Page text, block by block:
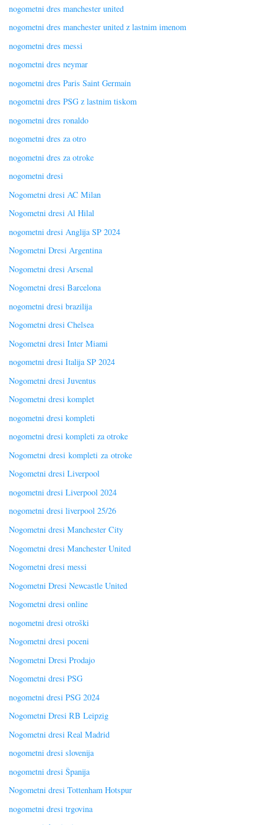
nogometni dres manchester united
nogometni dres manchester united z lastnim imenom
nogometni dres messi
nogometni dres neymar
nogometni dres Paris Saint Germain
nogometni dres PSG z lastnim tiskom
nogometni dres ronaldo
nogometni dres za otro
nogometni dres za otroke
nogometni dresi
Nogometni dresi AC Milan
Nogometni dresi Al Hilal
nogometni dresi Anglija SP 2024
Nogometni Dresi Argentina
Nogometni dresi Arsenal
Nogometni dresi Barcelona
nogometni dresi brazilija
Nogometni dresi Chelsea
Nogometni dresi Inter Miami
nogometni dresi Italija SP 2024
Nogometni dresi Juventus
Nogometni dresi komplet
nogometni dresi kompleti
nogometni dresi kompleti za otroke
Nogometni dresi kompleti za otroke
Nogometni dresi Liverpool
nogometni dresi Liverpool 2024
nogometni dresi liverpool 25/26
Nogometni dresi Manchester City
Nogometni dresi Manchester United
Nogometni dresi messi
Nogometni Dresi Newcastle United
Nogometni dresi online
nogometni dresi otroški
Nogometni dresi poceni
Nogometni Dresi Prodajo
Nogometni dresi PSG
nogometni dresi PSG 2024
Nogometni Dresi RB Leipzig
Nogometni dresi Real Madrid
nogometni dresi slovenija
nogometni dresi Španija
Nogometni dresi Tottenham Hotspur
nogometni dresi trgovina